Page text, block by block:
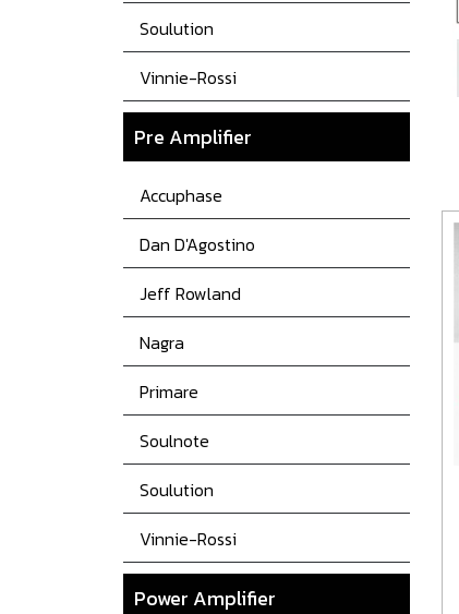
Soulution
Vinnie-Rossi
Pre Amplifier
Accuphase
Dan D'Agostino
Jeff Rowland
Nagra
Primare
Soulnote
Soulution
Vinnie-Rossi
Power Amplifier